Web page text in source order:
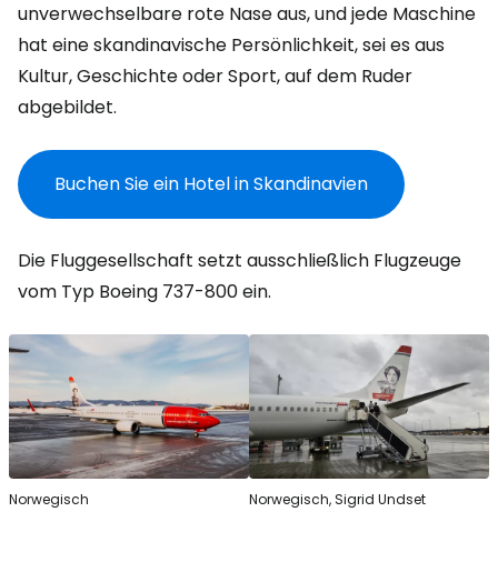
unverwechselbare rote Nase aus, und jede Maschine
hat eine skandinavische Persönlichkeit, sei es aus
Kultur, Geschichte oder Sport, auf dem Ruder
abgebildet.
Buchen Sie ein Hotel in Skandinavien
Die Fluggesellschaft setzt ausschließlich Flugzeuge
vom Typ Boeing 737-800 ein.
Norwegisch Norwegisch, Sigrid Undset